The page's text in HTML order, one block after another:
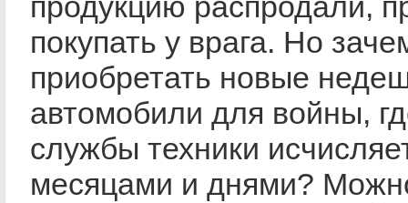
покупать у врага. Но
приобретать новые
автомобили для войны,
службы техники
месяцами и днями?